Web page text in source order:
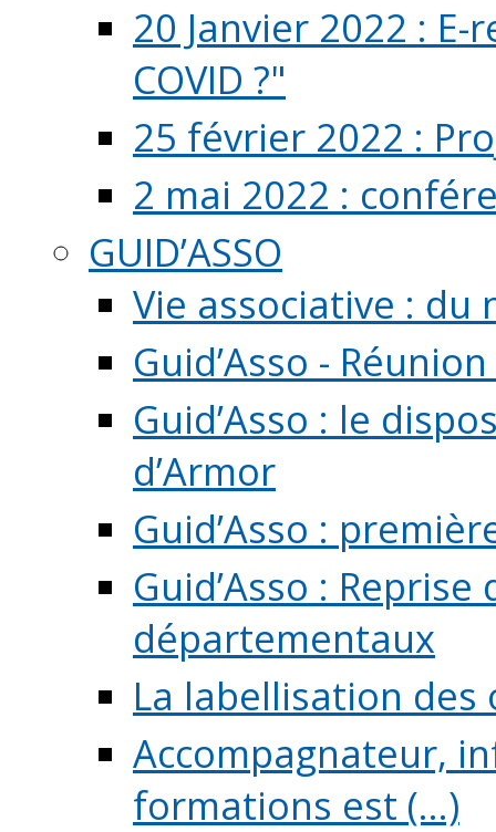
20 Janvier 2022 :
COVID ?"
25 février 2022 :
2 mai 2022 :
GUID’ASSO
Vie associative : du
Guid’Asso -
Guid’Asso : le
d’Armor
Guid’Asso :
Guid’Asso :
départementaux
La labellisation
Accompagnateur,
formations est (...)